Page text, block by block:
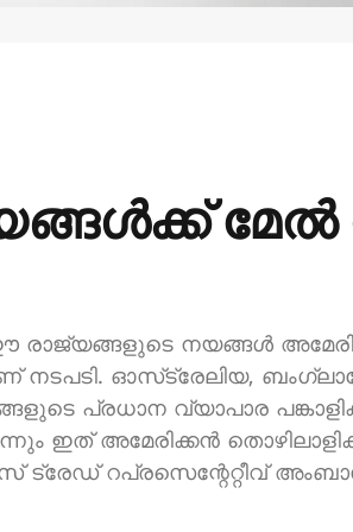
രാജ്യങ്ങളുടെ നയങ്ങൾ
നടപടി. ഓസ്‌ട്രേലിയ,
പ്രധാന വ്യാപാര
ഇത് അമേരിക്കൻ
റപ്രസെന്റേറ്റീവ്